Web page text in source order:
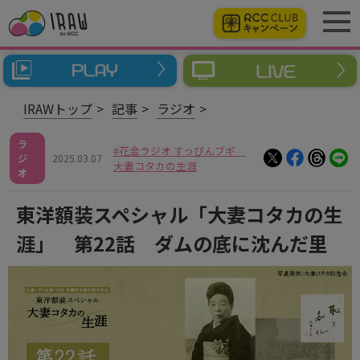
IRAWトップ 記事 ラジオ
ラ
ジ
オ
2025.03.07
花金ラジオ すっぴんブギ
大妻コタカの生涯
東洋額装スペシャル「大妻コタカの生
涯」 第22話 ダムの底に沈んだ里